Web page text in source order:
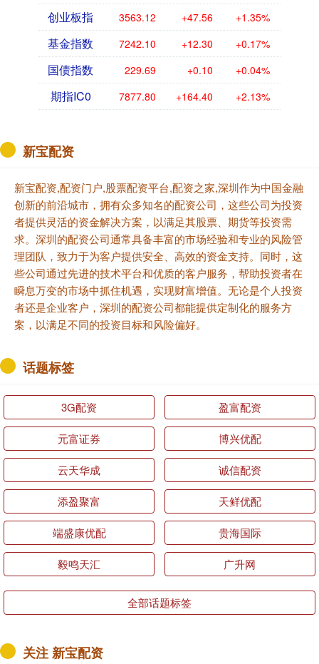
创业板指 3563.12 +47.56 +1.35%
基金指数 7242.10 +12.30 +0.17%
国债指数 229.69 +0.10 +0.04%
期指IC0 7877.80 +164.40 +2.13%
新宝配资
新宝配资,配资门户,股票配资平台,配资之家,深圳作为中国金融
创新的前沿城市，拥有众多知名的配资公司，这些公司为投资
者提供灵活的资金解决方案，以满足其股票、期货等投资需
求。深圳的配资公司通常具备丰富的市场经验和专业的风险管
理团队，致力于为客户提供安全、高效的资金支持。同时，这
些公司通过先进的技术平台和优质的客户服务，帮助投资者在
瞬息万变的市场中抓住机遇，实现财富增值。无论是个人投资
者还是企业客户，深圳的配资公司都能提供定制化的服务方
案，以满足不同的投资目标和风险偏好。
话题标签
3G配资 盈富配资
元富证券 博兴优配
云天华成 诚信配资
添盈聚富 天鲜优配
端盛康优配 贵海国际
毅鸣天汇 广升网
全部话题标签
关注 新宝配资